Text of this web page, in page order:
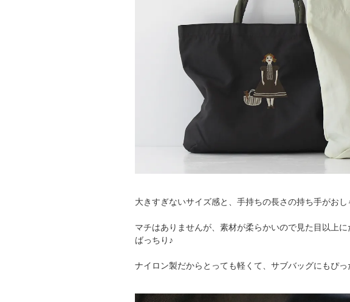
大きすぎないサイズ感と、手持ちの長さの持ち手がお
マチはありませんが、素材が柔らかいので見た目以上
ばっちり♪
ナイロン製だからとっても軽くて、サブバッグにもぴっ